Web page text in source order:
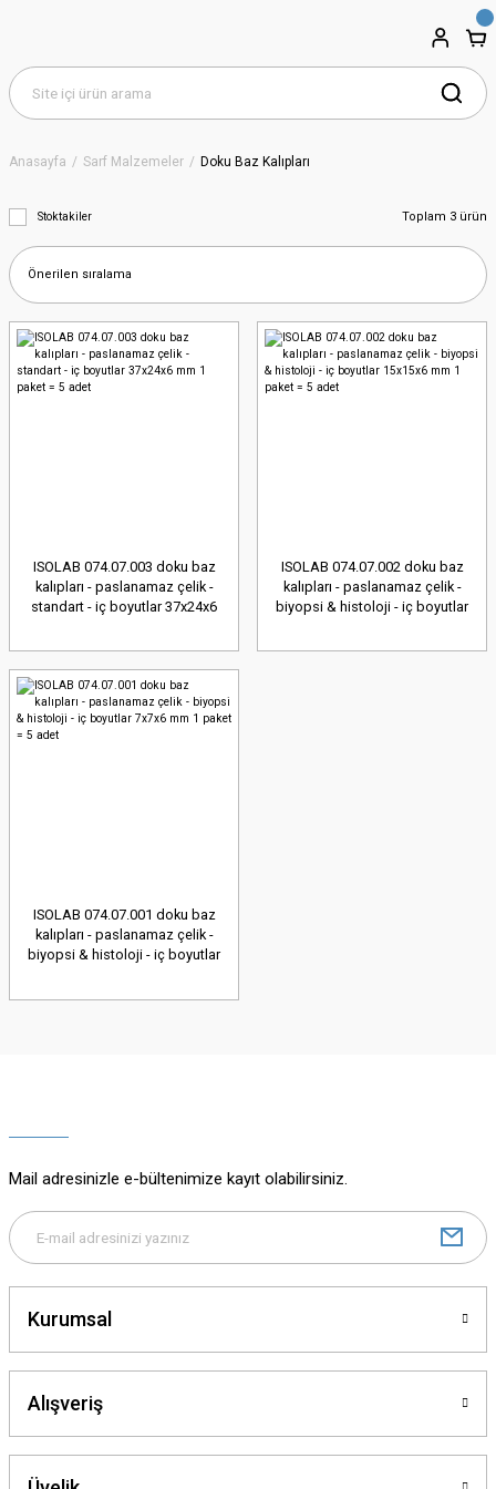
Anasayfa Sarf Malzemeler Doku Baz Kalıpları
Stoktakiler Toplam 3 ürün
ISOLAB 074.07.003 doku baz
kalıpları - paslanamaz çelik -
standart - iç boyutlar 37x24x6
ISOLAB 074.07.002 doku baz
kalıpları - paslanamaz çelik -
biyopsi & histoloji - iç boyutlar
ISOLAB 074.07.001 doku baz
kalıpları - paslanamaz çelik -
biyopsi & histoloji - iç boyutlar
Mail adresinizle e-bültenimize kayıt olabilirsiniz.
Kurumsal
Alışveriş